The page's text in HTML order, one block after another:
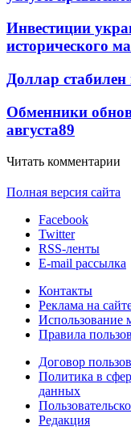
Инвестиции
исторического
Доллар
Обменники
августа89
Читать комментарии
Полная версия сайта
Facebook
Twitter
RSS-ленты
E-mail рассылка
Контакты
Реклама на
Использование
Правила
Договор
Политика в
данных
Редакция